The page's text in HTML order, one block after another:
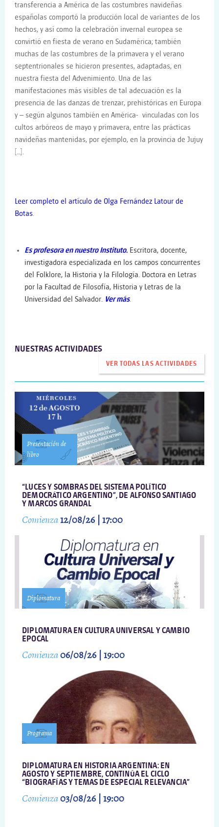
transferencia a América de las costumbres navideñas
españolas comportó la producción local de variantes de los
hechos, y así como la celebración invernal europea se
convirtió en fiesta de verano en Sudamérica; también
muchas de las costumbres de la primavera y el verano
septentrionales se hicieron presentes, adaptadas, en
nuestra fiesta del Advenimiento. Una de las
manifestaciones más visibles de tal adecuación es la
presencia de las danzas de trenzar, prehistóricas en Europa
y – según algunos también en América- vinculadas con los
cultos arbóreos de mayo y primavera, entre las prácticas
navideñas mantenidas, por ejemplo, en la provincia de Jujuy
[…].
Leer completo el artículo de Olga Fernández Latour de
Botas.
Es profesora en nuestro Instituto. Escritora, docente,
investigadora especializada en los campos concurrentes
del Folklore, la Historia y la Filología. Doctora en Letras
por la Facultad de Filosofía, Historia y Letras de la
Universidad del Salvador. Ver más.
NUESTRAS ACTIVIDADES
VER TODAS LAS ACTIVIDADES
Presentación de
libro
“LUCES Y SOMBRAS DEL SISTEMA POLÍTICO
DEMOCRÁTICO ARGENTINO”, DE ALFONSO SANTIAGO
Y MARCOS GRANDAL
Comienza12/08/26 | 17:00
Diplomatura
DIPLOMATURA EN CULTURA UNIVERSAL Y CAMBIO
EPOCAL
Comienza06/08/26 | 19:00
Programa
DIPLOMATURA EN HISTORIA ARGENTINA: EN
AGOSTO Y SEPTIEMBRE, CONTINÚA EL CICLO
“BIOGRAFÍAS Y TEMAS DE ESPECIAL RELEVANCIA”
Comienza03/08/26 | 19:00